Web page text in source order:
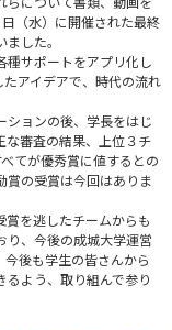
（水）に開催された最終
した。
サポートをアプリ化し
アイデアで、時代の流れ
ョンの後、学長をはじ
な審査の結果、上位３チ
てが優秀賞に値するとの
賞の受賞は今回はありま
を逃したチームからも
り、今後の成城大学運営
後も学生の皆さんから
よう、取り組んで参り